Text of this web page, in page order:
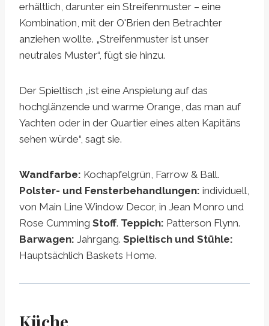
erhältlich, darunter ein Streifenmuster – eine
Kombination, mit der O'Brien den Betrachter
anziehen wollte. „Streifenmuster ist unser
neutrales Muster“, fügt sie hinzu.
Der Spieltisch „ist eine Anspielung auf das
hochglänzende und warme Orange, das man auf
Yachten oder in der Quartier eines alten Kapitäns
sehen würde“, sagt sie.
Wandfarbe: Kochapfelgrün, Farrow & Ball.
Polster- und Fensterbehandlungen: individuell,
von Main Line Window Decor, in Jean Monro und
Rose Cumming Stoff. Teppich: Patterson Flynn.
Barwagen: Jahrgang. Spieltisch und Stühle:
Hauptsächlich Baskets Home.